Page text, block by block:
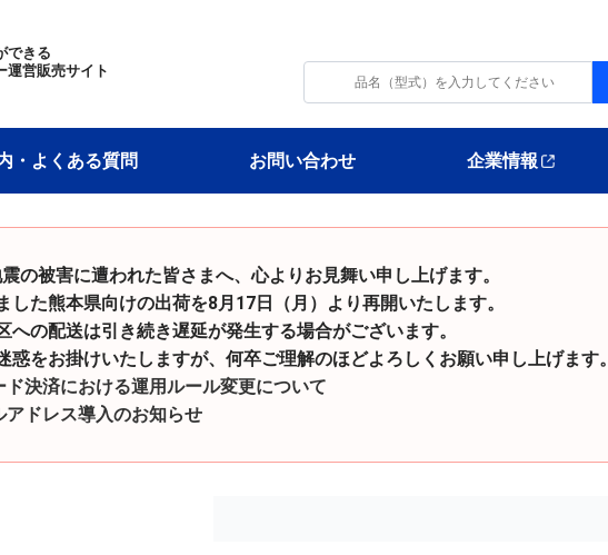
できる
運営販売サイト
・よくある質問 お問い合わせ 企業情報
の被害に遭われた皆さまへ、心よりお見舞い申し上げます。
県向けの出荷を8月17日（月）より再開いたします。
送は引き続き遅延が発生する場合がございます。
けいたしますが、何卒ご理解のほどよろしくお願い申し上げます。
ド決済における運用ルール変更について
アドレス導入のお知らせ